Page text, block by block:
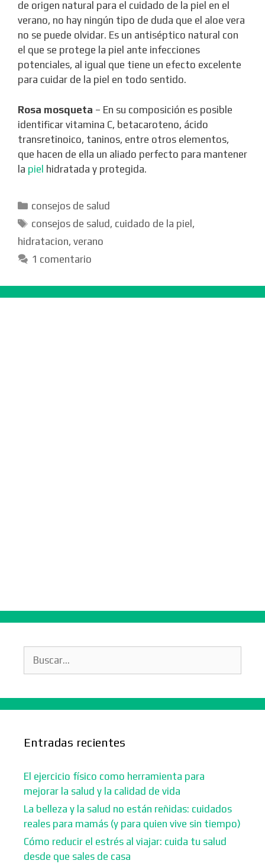
de origen natural para el cuidado de la piel en el
verano, no hay ningún tipo de duda que el aloe vera
no se puede olvidar. Es un antiséptico natural con
el que se protege la piel ante infecciones
potenciales, al igual que tiene un efecto excelente
para cuidar de la piel en todo sentido.
Rosa mosqueta – En su composición es posible
identificar vitamina C, betacaroteno, ácido
transretinoico, taninos, entre otros elementos,
que hacen de ella un aliado perfecto para mantener
la piel hidratada y protegida.
Categorías
consejos de salud
Etiquetas
consejos de salud, cuidado de la piel,
hidratacion, verano
1 comentario
Entradas recientes
El ejercicio físico como herramienta para
mejorar la salud y la calidad de vida
La belleza y la salud no están reñidas: cuidados
reales para mamás (y para quien vive sin tiempo)
Cómo reducir el estrés al viajar: cuida tu salud
desde que sales de casa